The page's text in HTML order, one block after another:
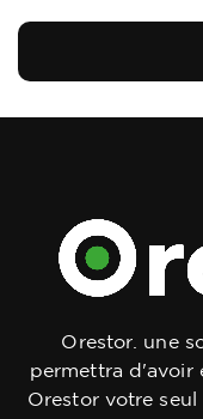
Orestor. une
permettra d'avoir
Orestor votre